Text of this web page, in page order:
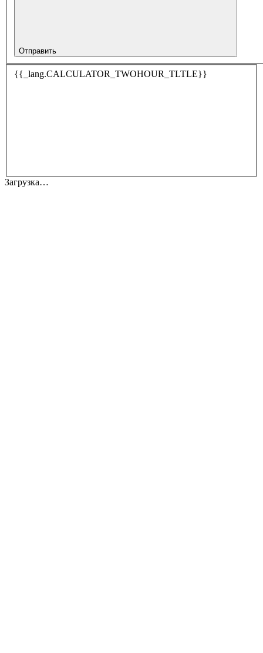
Отправить
{{_lang.CALCULATOR_TWOHOUR_TLTLE}}
Загрузка…